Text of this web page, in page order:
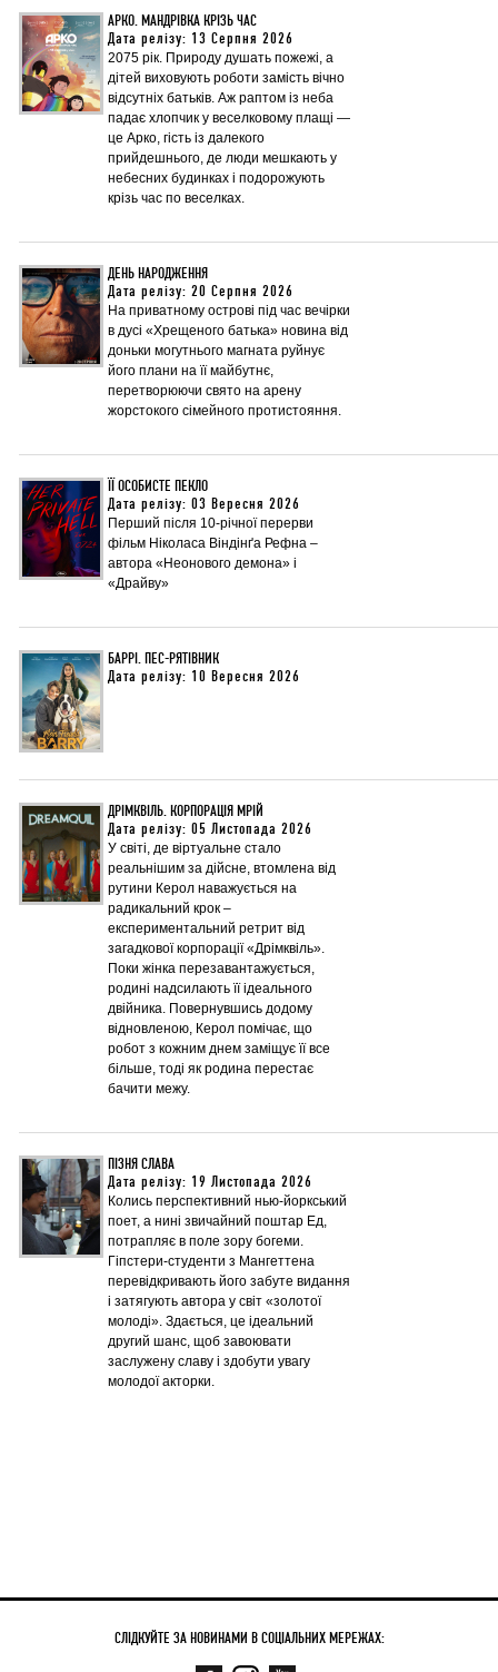
АРКО. МАНДРІВКА КРІЗЬ ЧАС
Дата релізу: 13 Серпня 2026
2075 рік. Природу душать пожежі, а
дітей виховують роботи замість вічно
відсутніх батьків. Аж раптом із неба
падає хлопчик у веселковому плащі —
це Арко, гість із далекого
прийдешнього, де люди мешкають у
небесних будинках і подорожують
крізь час по веселках.
ДЕНЬ НАРОДЖЕННЯ
Дата релізу: 20 Серпня 2026
На приватному острові під час вечірки
в дусі «Хрещеного батька» новина від
доньки могутнього магната руйнує
його плани на її майбутнє,
перетворюючи свято на арену
жорстокого сімейного протистояння.
ЇЇ ОСОБИСТЕ ПЕКЛО
Дата релізу: 03 Вересня 2026
Перший після 10-річної перерви
фільм Ніколаса Віндінґа Рефна –
автора «Неонового демона» і
«Драйву»
БАРРІ. ПЕС-РЯТІВНИК
Дата релізу: 10 Вересня 2026
ДРІМКВІЛЬ. КОРПОРАЦІЯ МРІЙ
Дата релізу: 05 Листопада 2026
У світі, де віртуальне стало
реальнішим за дійсне, втомлена від
рутини Керол наважується на
радикальний крок –
експериментальний ретрит від
загадкової корпорації «Дрімквіль».
Поки жінка перезавантажується,
родині надсилають її ідеального
двійника. Повернувшись додому
відновленою, Керол помічає, що
робот з кожним днем заміщує її все
більше, тоді як родина перестає
бачити межу.
ПІЗНЯ СЛАВА
Дата релізу: 19 Листопада 2026
Колись перспективний нью-йоркський
поет, а нині звичайний поштар Ед,
потрапляє в поле зору богеми.
Гіпстери-студенти з Мангеттена
перевідкривають його забуте видання
і затягують автора у світ «золотої
молоді». Здається, це ідеальний
другий шанс, щоб завоювати
заслужену славу і здобути увагу
молодої акторки.
СЛІДКУЙТЕ ЗА НОВИНАМИ В СОЦІАЛЬНИХ МЕРЕЖАХ: